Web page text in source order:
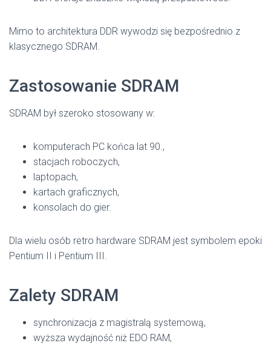
Mimo to architektura DDR wywodzi się bezpośrednio z
klasycznego SDRAM.
Zastosowanie SDRAM
SDRAM był szeroko stosowany w:
komputerach PC końca lat 90.,
stacjach roboczych,
laptopach,
kartach graficznych,
konsolach do gier.
Dla wielu osób retro hardware SDRAM jest symbolem epoki
Pentium II i Pentium III.
Zalety SDRAM
synchronizacja z magistralą systemową,
wyższa wydajność niż EDO RAM,